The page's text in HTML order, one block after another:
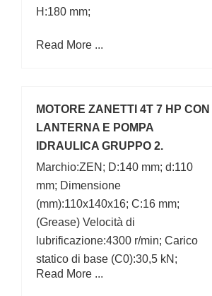
H:180 mm;
Read More ...
MOTORE ZANETTI 4T 7 HP CON
LANTERNA E POMPA
IDRAULICA GRUPPO 2.
OLEODINAMICA
Marchio:ZEN; D:140 mm; d:110
mm; Dimensione
(mm):110x140x16; C:16 mm;
(Grease) Velocità di
lubrificazione:4300 r/min; Carico
statico di base (C0):30,5 kN;
Larghezza (mm):16; Diametro
Read More ...